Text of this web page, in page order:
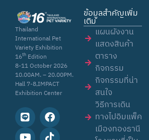
Thailand
International Pet
Variety Exhibition
16th Edition
8-11 October 2026
10.00AM. – 20.00PM.
Hall 7-8,IMPACT
Exhibition Center
ข้อมูลสำคัญเพิ่ม
เติม
แผนผังงาน
แสดงสินค้า
ตาราง
กิจกรรม
กิจกรรมที่น่า
สนใจ
วิธีการเดิน
ทางไปอิมแพ็ค
เมืองทองธานี